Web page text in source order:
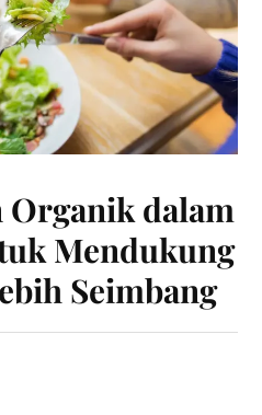
Organik dalam
Mendukung
Seimbang